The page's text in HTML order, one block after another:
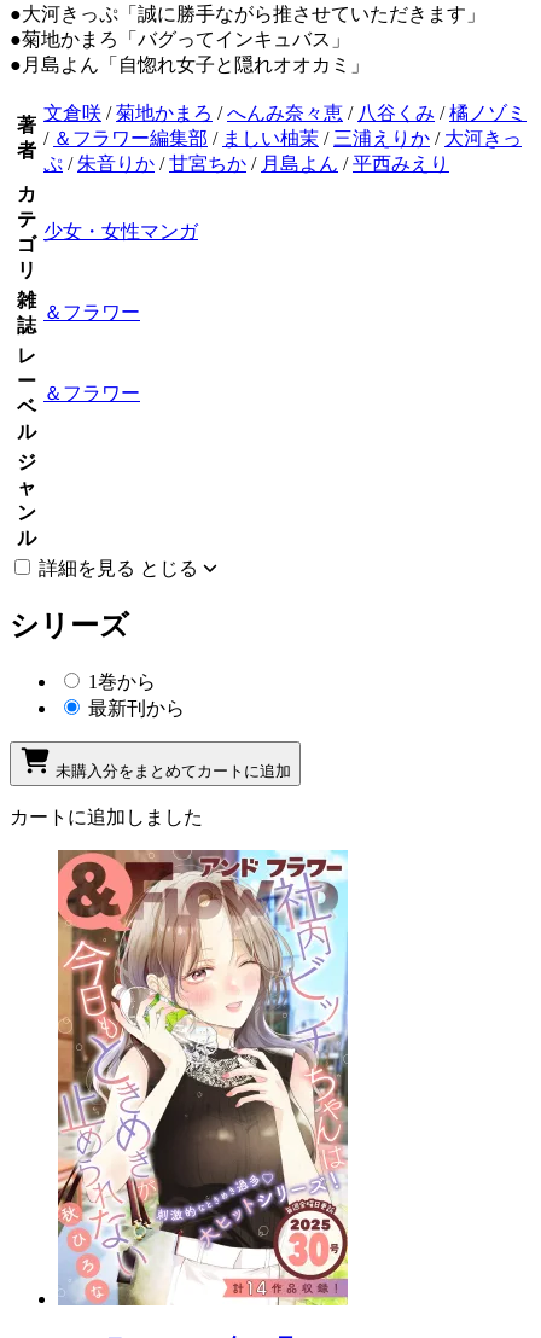
●大河きっぷ「誠に勝手ながら推させていただきます」
●菊地かまろ「バグってインキュバス」
●月島よん「自惚れ女子と隠れオオカミ」
著
者
文倉咲 /菊地かまろ /へんみ奈々恵 / 八谷くみ /橘ノゾミ
/ ＆フラワー編集部 / ましい柚茉 / 三浦えりか / 大河きっ
ぷ /朱音りか /甘宮ちか / 月島よん /平西みえり
カ
テ
ゴ
リ
少女・女性マンガ
雑
誌
＆フラワー
レ
ー
ベ
ル
＆フラワー
ジ
ャ
ン
ル
詳細を見る とじる
シリーズ
1巻から
最新刊から
未購入分をまとめてカートに追加
カートに追加しました